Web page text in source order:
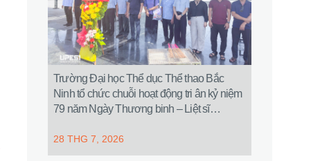
Trường Đại học Thể dục Thể thao Bắc
Ninh tổ chức chuỗi hoạt động tri ân kỷ niệm
79 năm Ngày Thương binh – Liệt sĩ
28 THG 7, 2026